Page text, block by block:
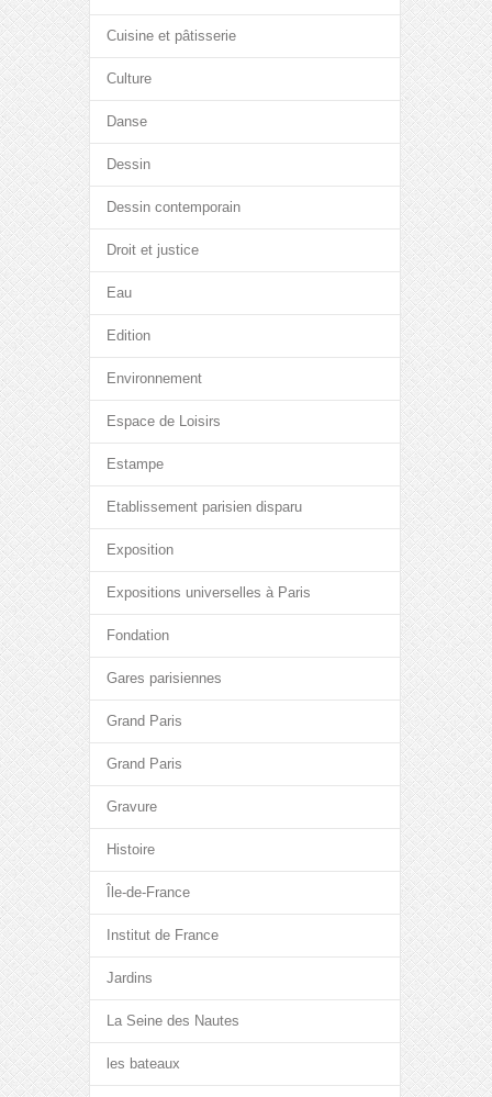
Cuisine et pâtisserie
Culture
Danse
Dessin
Dessin contemporain
Droit et justice
Eau
Edition
Environnement
Espace de Loisirs
Estampe
Etablissement parisien disparu
Exposition
Expositions universelles à Paris
Fondation
Gares parisiennes
Grand Paris
Grand Paris
Gravure
Histoire
Île-de-France
Institut de France
Jardins
La Seine des Nautes
les bateaux